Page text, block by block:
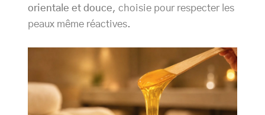
orientale et douce, choisie pour respecter les
peaux même réactives.